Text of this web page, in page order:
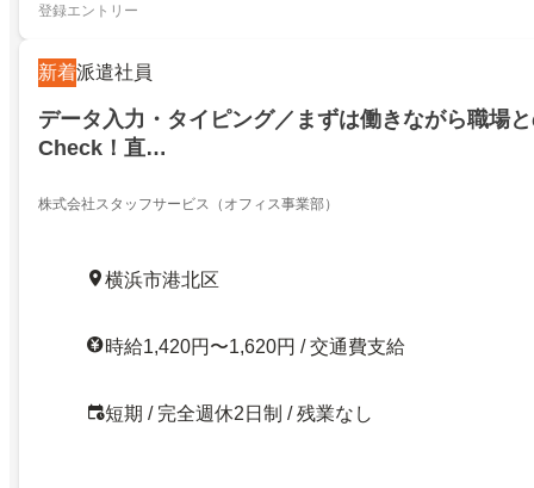
登録エントリー
新着派遣社員
データ入力・タイピング／まずは働きながら職場
Check！直…
株式会社スタッフサービス（オフィス事業部）
横浜市港北区
時給1,420円〜1,620円 / 交通費支給
短期 / 完全週休2日制 / 残業なし